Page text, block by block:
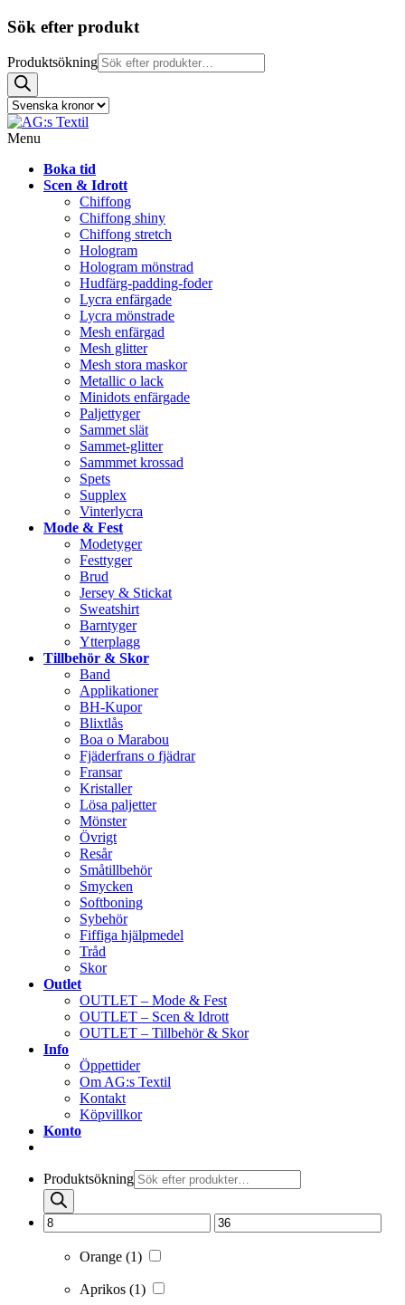
Sök efter produkt
Produktsökning
Menu
Boka tid
Scen & Idrott
Chiffong
Chiffong shiny
Chiffong stretch
Hologram
Hologram mönstrad
Hudfärg-padding-foder
Lycra enfärgade
Lycra mönstrade
Mesh enfärgad
Mesh glitter
Mesh stora maskor
Metallic o lack
Minidots enfärgade
Paljettyger
Sammet slät
Sammet-glitter
Sammmet krossad
Spets
Supplex
Vinterlycra
Mode & Fest
Modetyger
Festtyger
Brud
Jersey & Stickat
Sweatshirt
Barntyger
Ytterplagg
Tillbehör & Skor
Band
Applikationer
BH-Kupor
Blixtlås
Boa o Marabou
Fjäderfrans o fjädrar
Fransar
Kristaller
Lösa paljetter
Mönster
Övrigt
Resår
Småtillbehör
Smycken
Softboning
Sybehör
Fiffiga hjälpmedel
Tråd
Skor
Outlet
OUTLET – Mode & Fest
OUTLET – Scen & Idrott
OUTLET – Tillbehör & Skor
Info
Öppettider
Om AG:s Textil
Kontakt
Köpvillkor
Konto
Produktsökning
Orange (1)
Aprikos (1)